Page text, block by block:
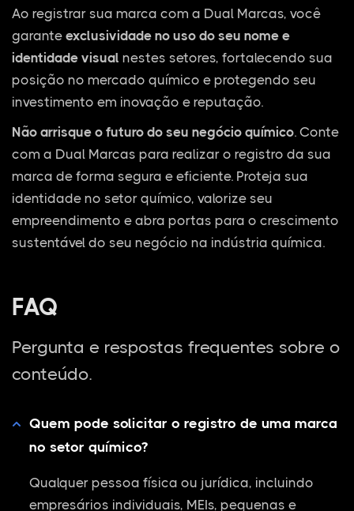
Ao registrar sua marca com a Dual Marcas, você
garante exclusividade no uso do seu nome e
identidade visual nestes setores, fortalecendo sua
posição no mercado químico e protegendo seu
investimento em inovação e reputação.
Não arrisque o futuro do seu negócio químico. Conte
com a Dual Marcas para realizar o registro da sua
marca de forma segura e eficiente. Proteja sua
identidade no setor químico, valorize seu
empreendimento e abra portas para o crescimento
sustentável do seu negócio na indústria química.
FAQ
Pergunta e respostas frequentes sobre o
conteúdo.
Quem pode solicitar o registro de uma marca
no setor químico?
Qualquer pessoa física ou jurídica, incluindo
empresários individuais, MEIs, pequenas e